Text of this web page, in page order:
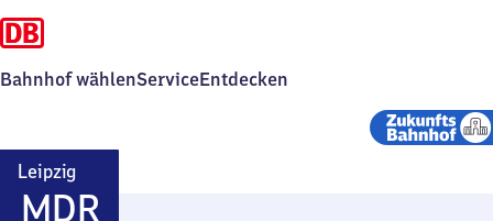
Bahnhof wählenServiceEntdecken
Leipzig
MDRLeipzig